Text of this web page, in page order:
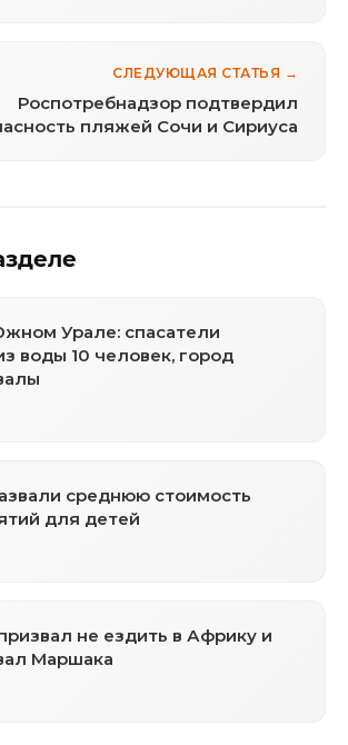
СЛЕДУЮЩАЯ СТАТЬЯ →
Роспотребнадзор подтвердил
пляжей Сочи и Сириуса
Урале: спасатели
воды 10 человек, город
среднюю стоимость
для детей
не ездить в Африку и
Маршака